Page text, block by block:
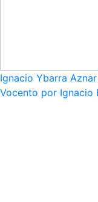
Ignacio Ybarra
Vocento por Ignacio